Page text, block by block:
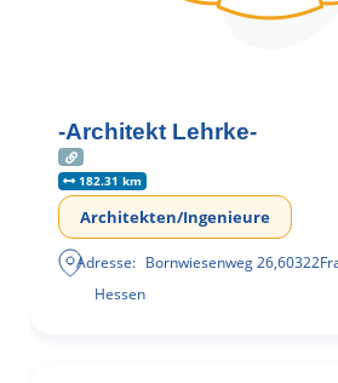
-Architekt Lehrke-
182.31 km
Architekten/Ingenieure
Adresse: Bornwiesenweg 26,60322
Hessen